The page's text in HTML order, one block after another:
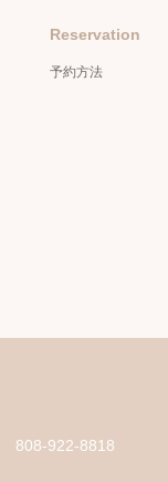
Reservation
予約方法
808-922-8818